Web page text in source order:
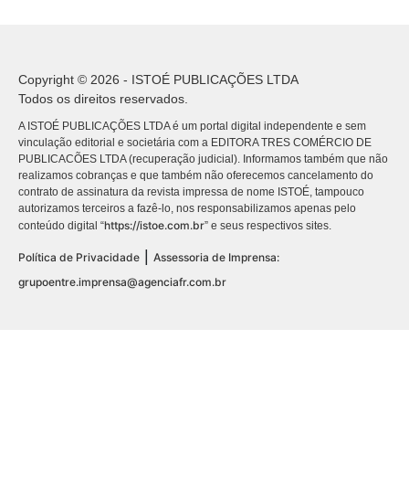
Copyright © 2026 - ISTOÉ PUBLICAÇÕES LTDA
Todos os direitos reservados.
A ISTOÉ PUBLICAÇÕES LTDA é um portal digital independente e sem
vinculação editorial e societária com a EDITORA TRES COMÉRCIO DE
PUBLICACÕES LTDA (recuperação judicial). Informamos também que não
realizamos cobranças e que também não oferecemos cancelamento do
contrato de assinatura da revista impressa de nome ISTOÉ, tampouco
autorizamos terceiros a fazê-lo, nos responsabilizamos apenas pelo
conteúdo digital “https://istoe.com.br” e seus respectivos sites.
Política de Privacidade
Assessoria de Imprensa:
grupoentre.imprensa@agenciafr.com.br